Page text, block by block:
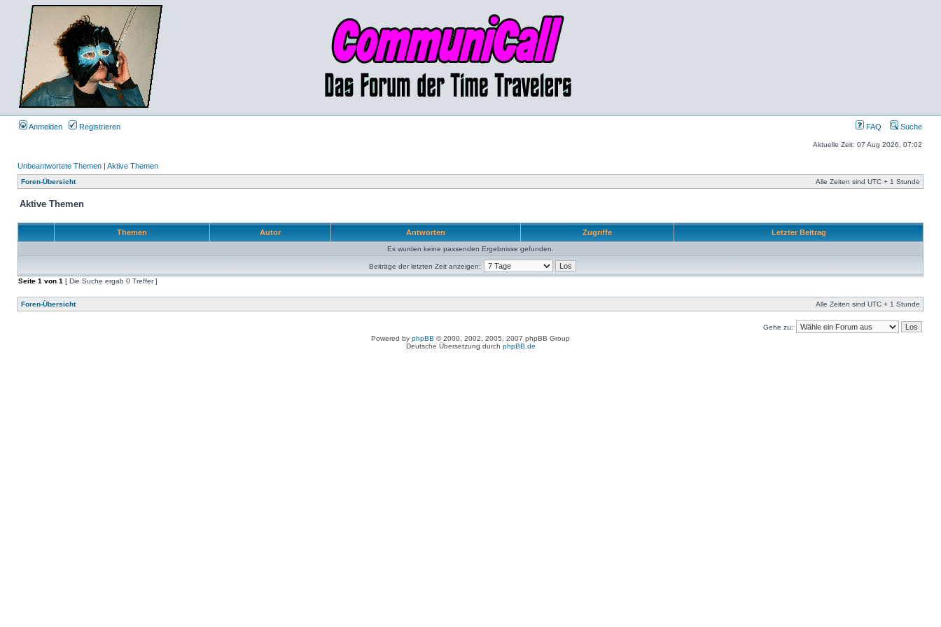
Anmelden Registrieren FAQ Suche
Aktuelle Zeit: 07 Aug 2026, 07:02
Unbeantwortete Themen | Aktive Themen
Foren-Übersicht Alle Zeiten sind UTC + 1 Stunde
Aktive Themen
Themen Autor Antworten Zugriffe Letzter Beitrag
Es wurden keine passenden Ergebnisse gefunden.
Beiträge der letzten Zeit anzeigen:
Seite 1 von 1 [ Die Suche ergab 0 Treffer ]
Foren-Übersicht Alle Zeiten sind UTC + 1 Stunde
Gehe zu:
Powered by phpBB © 2000, 2002, 2005, 2007 phpBB Group
Deutsche Übersetzung durch phpBB.de